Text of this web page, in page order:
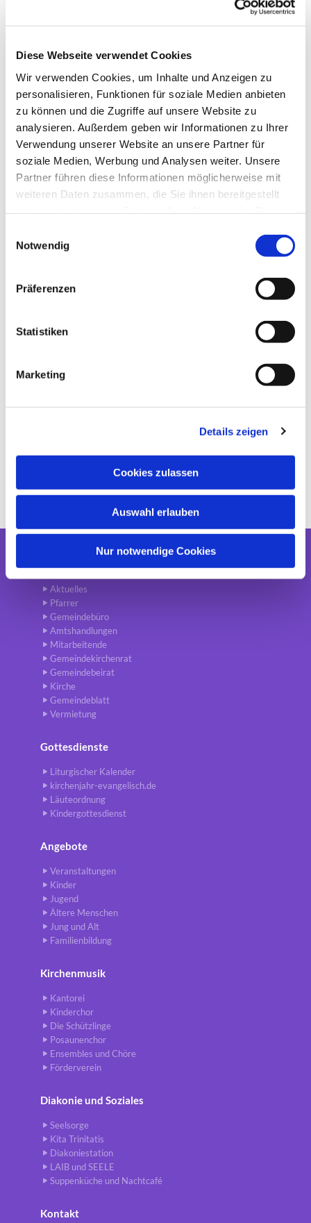
Diese Webseite verwendet Cookies
Wir verwenden Cookies, um Inhalte und Anzeigen zu
personalisieren, Funktionen für soziale Medien anbieten
zu können und die Zugriffe auf unsere Website zu
analysieren. Außerdem geben wir Informationen zu Ihrer
Verwendung unserer Website an unsere Partner für
soziale Medien, Werbung und Analysen weiter. Unsere
Partner führen diese Informationen möglicherweise mit
weiteren Daten zusammen, die Sie ihnen bereitgestellt
h
Notwendig
Präferenzen
Statistiken
Marketing
Details zeigen
Cookies zulassen
Auswahl erlauben
Nur notwendige Cookies
Dies könnte Sie auch
interessieren
Aktuelles
Pfarrer
Gemeindebüro
Amtshandlungen
Mitarbeitende
Gemeindekirchenrat
Gemeindebeirat
Kirche
Gemeindeblatt
Vermietung
Gottesdienste
Liturgischer Kalender
kirchenjahr-evangelisch.de
Läuteordnung
Kindergottesdienst
Angebote
Veranstaltungen
Kinder
Jugend
Ältere Menschen
Jung und Alt
Familienbildung
Kirchenmusik
Kantorei
Kinderchor
Die Schützlinge
Posaunenchor
Ensembles und Chöre
Förderverein
Diakonie und Soziales
Seelsorge
Kita Trinitatis
Diakoniestation
LAIB und SEELE
Suppenküche und Nachtcafé
Kontakt